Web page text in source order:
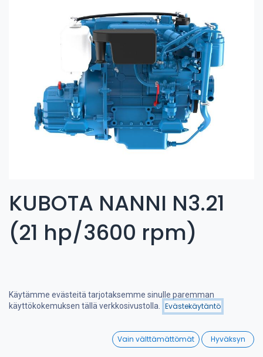
Viimeksi saapuneet
Wishlist
KUBOTA NANNI N3.21
(21 hp/3600 rpm)
Käytämme evästeitä tarjotaksemme sinulle paremman
käyttökokemuksen tällä verkkosivustolla.
Evästekäytäntö
Vain välttämättömät Hyväksyn